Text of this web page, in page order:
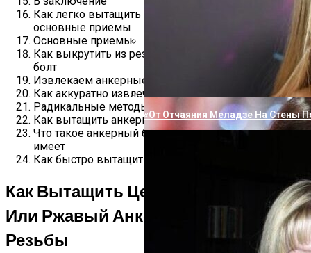
«Не Влюбиться Было
«От Отчаяния Меладзе На Стены
Как легко вытащить анкерный болт из стены:
основные приемы
Основные приемы
Как выкрутить из резьбового отверстия обычный
болт
Извлекаем анкерные болты из бетона
Как аккуратно извлечь анкер из стены
Радикальные методы
Как вытащить анкерный болт из стены
Что такое анкерный болт и какую конструкцию он
имеет
Как быстро вытащить анкерный болт из стены?
Как Вытащить Целый, Сломанный
Или Ржавый Анкерный Болт Из
Резьбы